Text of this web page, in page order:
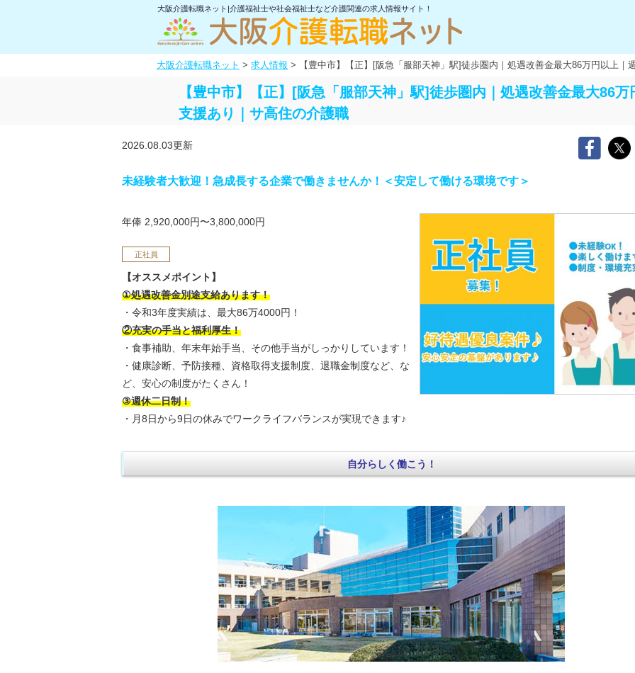
大阪介護転職ネット|介護福祉士や社会福祉士など介護関連の求人情報サイト！
大阪介護転職ネット > 求人情報 > 【豊中市】【正】[阪急「服部天神」駅]徒歩圏内｜処遇改善金最大86万円以上
【豊中市】【正】[阪急「服部天神」駅]徒歩圏内｜処遇改善金最大86
支援あり｜サ高住の介護職
2026.08.03更新
未経験者大歓迎！急成長する企業で働きませんか！＜安定して働ける環境です＞
年俸 2,920,000円〜3,800,000円
正社員
【オススメポイント】
①処遇改善金別途支給あります！
・令和3年度実績は、最大86万4000円！
②充実の手当と福利厚生！
・食事補助、年末年始手当、その他手当がしっかりしています！
・健康診断、予防接種、資格取得支援制度、退職金制度など、な
ど、安心の制度がたくさん！
③週休二日制！
・月8日から9日の休みでワークライフバランスが実現できます♪
自分らしく働こう！